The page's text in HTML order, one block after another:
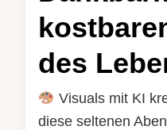
des
Visuals mit KI
diese seltenen